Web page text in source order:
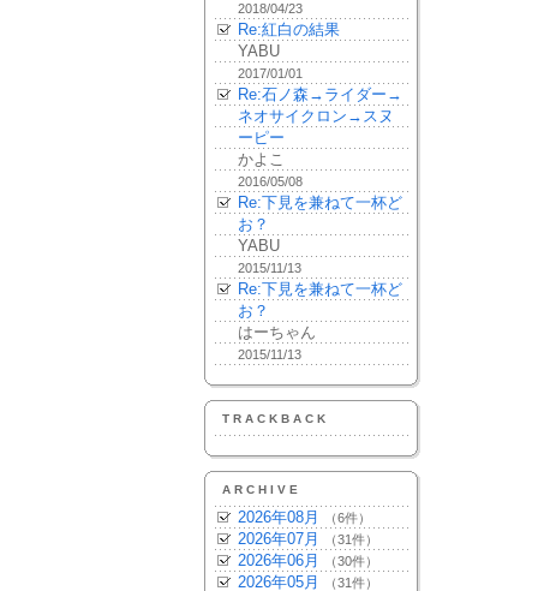
2018/04/23
Re:紅白の結果
YABU
2017/01/01
Re:石ノ森→ライダー→
ネオサイクロン→スヌ
ーピー
かよこ
2016/05/08
Re:下見を兼ねて一杯ど
お？
YABU
2015/11/13
Re:下見を兼ねて一杯ど
お？
はーちゃん
2015/11/13
TRACKBACK
ARCHIVE
2026年08月 （6件）
2026年07月 （31件）
2026年06月 （30件）
2026年05月 （31件）